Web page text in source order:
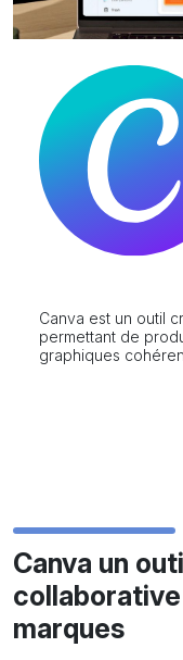
Canva est un outil
permettant de
graphiques
Canva un
marques